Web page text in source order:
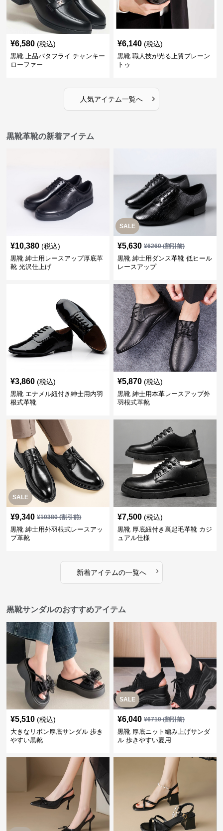
¥6,580 (税込)
黒靴 上品バタフライ チャンキー
ローファー
¥6,140 (税込)
黒靴 職人技が光る上質プレーン
トゥ
人気アイテム一覧へ ›
黒靴革靴の新着アイテム
¥10,380 (税込)
黒靴 紳士用レースアップ厚底革
靴 光沢仕上げ
SALE
¥5,630 ¥6260(割引前)
黒靴 紳士用ダンス革靴 低ヒール
レースアップ
¥3,860 (税込)
黒靴 エナメル紐付き紳士用内羽
根式革靴
¥5,870 (税込)
黒靴 紳士用本革レースアップ外
羽根式革靴
SALE
¥9,340 ¥10380(割引前)
黒靴 紳士用外羽根式レースアッ
プ革靴
¥7,500 (税込)
黒靴 厚底紐付き裏起毛革靴 カジ
ュアル仕様
新着アイテムの一覧へ ›
黒靴サンダルのおすすめアイテム
¥5,510 (税込)
大きなリボン厚底サンダル 歩き
やすい黒靴
SALE
¥6,040 ¥6710(割引前)
黒靴 厚底ニット編み上げサンダ
ル 歩きやすい夏用